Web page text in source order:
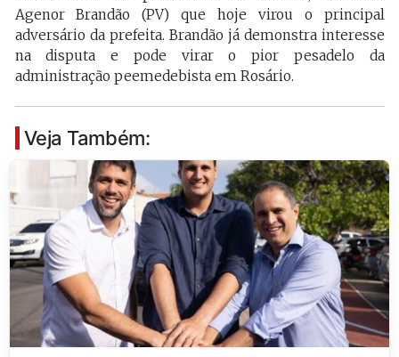
Agenor Brandão (PV) que hoje virou o principal
adversário da prefeita. Brandão já demonstra interesse
na disputa e pode virar o pior pesadelo da
administração peemedebista em Rosário.
Veja Também: